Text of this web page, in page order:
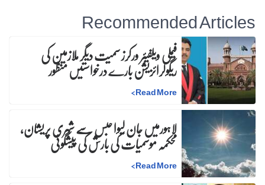
Recommended Articles
فیملی ویلفیئر ورکرز سمیت دیگر ملازمین کی
ریگولرائزیشن بارے درخواستیں منظور
Read More
>
لاہورمیں جان لیوا حبس سے شہری پریشان،
محکمہ موسمیات کی بارش کی پیشگوئی
Read More
>